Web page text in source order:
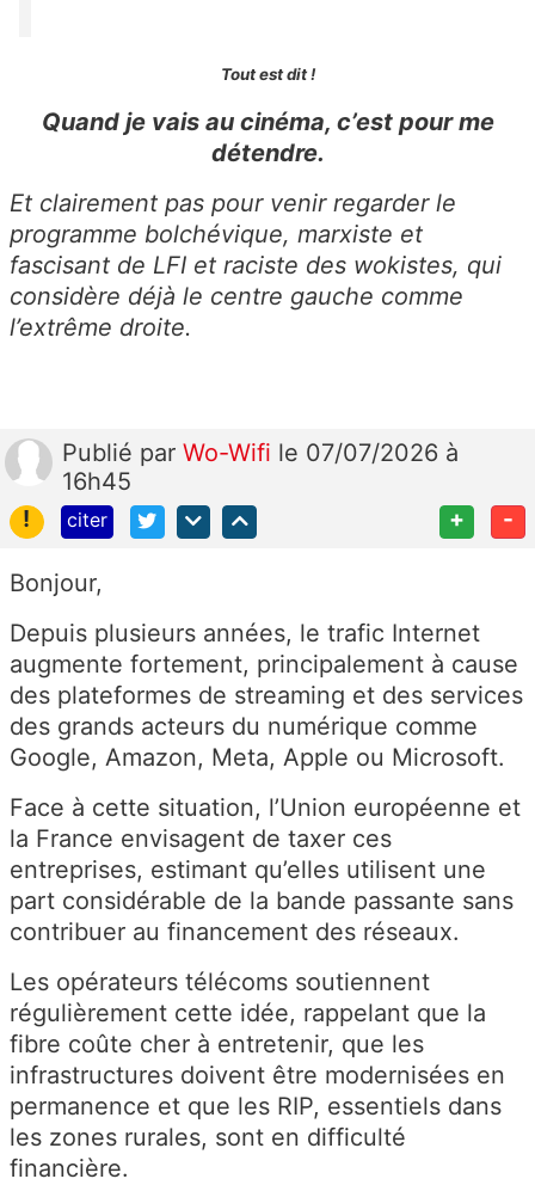
Tout est dit !
Quand je vais au cinéma, c’est pour me
détendre.
Et clairement pas pour venir regarder le
programme bolchévique, marxiste et
fascisant de LFI et raciste des wokistes, qui
considère déjà le centre gauche comme
l’extrême droite.
Publié par Wo-Wifi le 07/07/2026 à
16h45
!
citer + -
Bonjour,
Depuis plusieurs années, le trafic Internet
augmente fortement, principalement à cause
des plateformes de streaming et des services
des grands acteurs du numérique comme
Google, Amazon, Meta, Apple ou Microsoft.
Face à cette situation, l’Union européenne et
la France envisagent de taxer ces
entreprises, estimant qu’elles utilisent une
part considérable de la bande passante sans
contribuer au financement des réseaux.
Les opérateurs télécoms soutiennent
régulièrement cette idée, rappelant que la
fibre coûte cher à entretenir, que les
infrastructures doivent être modernisées en
permanence et que les RIP, essentiels dans
les zones rurales, sont en difficulté
financière.